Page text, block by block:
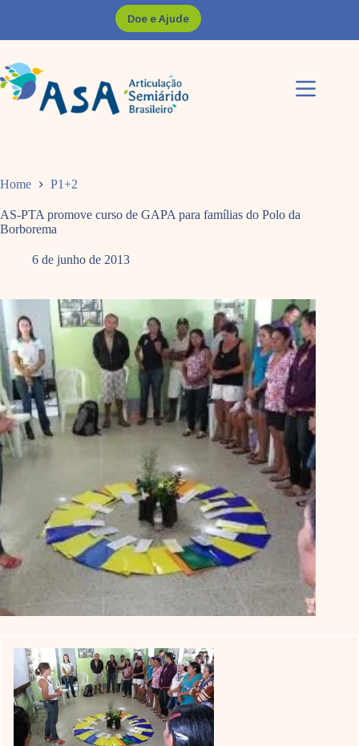
Doe e Ajude
Home P1+2
AS-PTA promove curso de GAPA para famílias do Polo da
Borborema
6 de junho de 2013